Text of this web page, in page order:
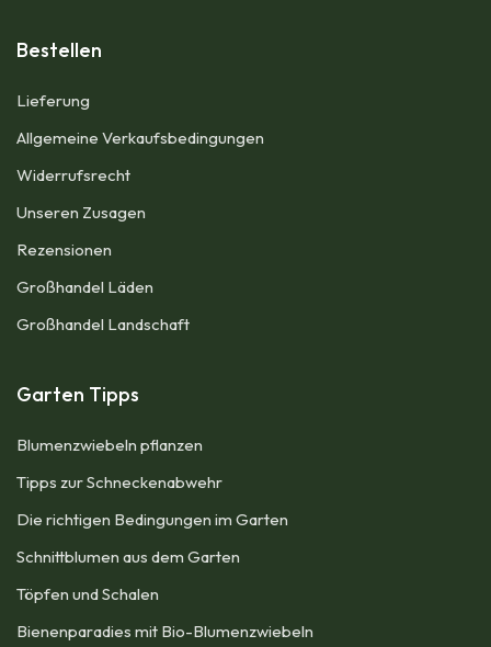
Bestellen
Lieferung
Allgemeine Verkaufsbedingungen​
Widerrufsrecht
Unseren Zusagen
Rezensionen​
Großhandel Läden
Großhandel Landschaft
Garten Tipps
Blumenzwiebeln pflanzen
Tipps zur Schneckenabwehr
Die richtigen Bedingungen im Garten
Schnittblumen aus dem Garten
Töpfen und Schalen
Bienenparadies mit Bio-Blumenzwiebeln